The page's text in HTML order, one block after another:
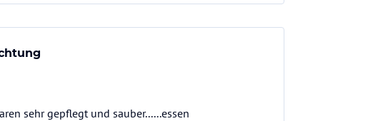
sehr gepflegt und sauber......essen